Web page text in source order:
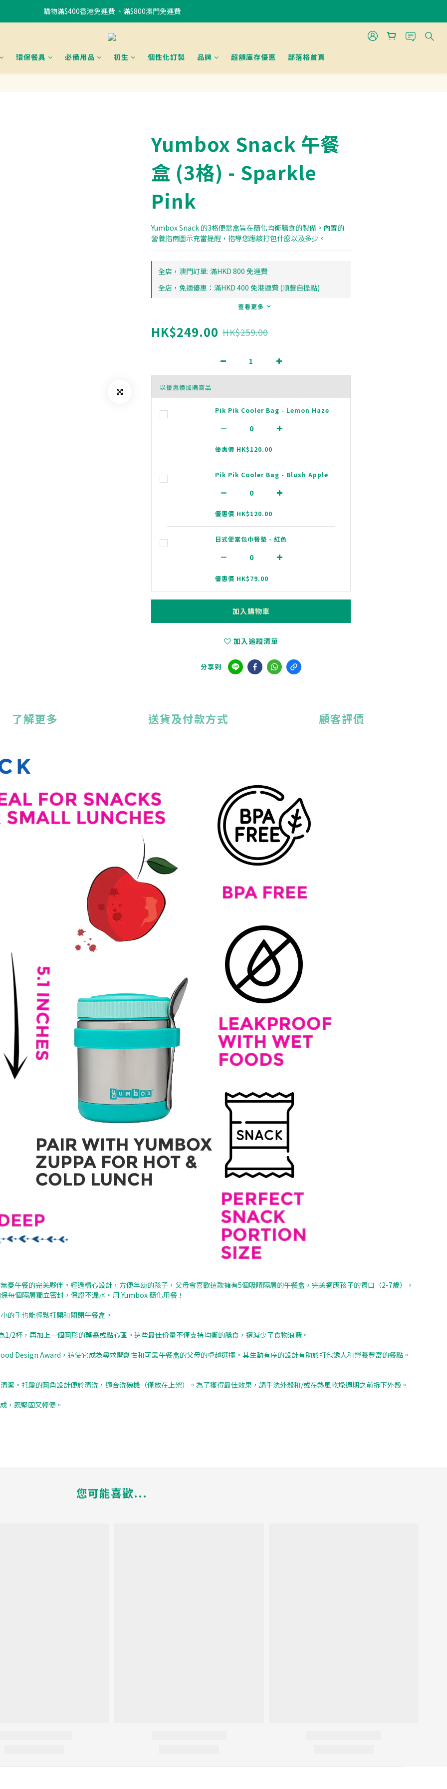
書包85折優惠
購物滿$400香港免運費 、滿$800澳門免運費
書包85折優惠
環保餐具 必備用品 初生 個性化訂製 品牌 超額庫存優惠 部落格首頁
Yumbox Snack 午餐
盒 (3格) - Sparkle
Pink
Yumbox Snack 的3格便當盒旨在簡化均衡膳食的製備。內置的
營養指南圖示充當提醒，指導您應該打包什麼以及多少。
全店，澳門訂單: 滿HKD 800 免運費
全店，免運優惠：滿HKD 400 免港運費 (順豐自提點)
查看更多
HK$249.00 HK$259.00
以優惠價加購商品
Pik Pik Cooler Bag - Lemon Haze
優惠價 HK$120.00
Pik Pik Cooler Bag - Blush Apple
優惠價 HK$120.00
日式便當包巾餐墊 - 紅色
優惠價 HK$79.00
加入購物車
加入追蹤清單
分享到
了解更多 送貨及付款方式 顧客評價
憂午餐的完美夥伴。經過精心設計，方便年幼的孩子，父母會喜歡這款擁有5個吸睛隔層的午餐盒，完美適應孩子的胃口（2-7歲），
個隔層獨立密封，保證不漏水。用 Yumbox 簡化用餐！
的手也能輕鬆打開和關閉午餐盒。
2杯，再加上一個圓形的蘸醬或點心區。這些最佳份量不僅支持均衡的膳食，還減少了食物浪費。
Design Award，這使它成為尋求開創性和可靠午餐盒的父母的卓越選擇。其生動有序的設計有助於打包誘人和營養豐富的餐點。
。托盤的圓角設計便於清洗，適合洗碗機（僅放在上架）。為了獲得最佳效果，請手洗外殼和/或在熱風乾燥週期之前拆下外殼。
，既堅固又輕便。
您可能喜歡...